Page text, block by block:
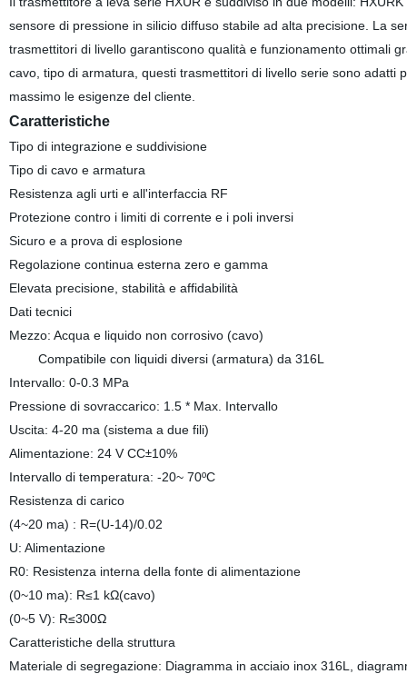
sensore di pressione in silicio diffuso stabile ad alta precisione. La
trasmettitori di livello garantiscono qualità e funzionamento ottimali
cavo, tipo di armatura, questi trasmettitori di livello serie sono adatti
massimo le esigenze del cliente.
Caratteristiche
Tipo di integrazione e suddivisione
Tipo di cavo e armatura
Resistenza agli urti e all'interfaccia RF
Protezione contro i limiti di corrente e i poli inversi
Sicuro e a prova di esplosione
Regolazione continua esterna zero e gamma
Elevata precisione, stabilità e affidabilità
Dati tecnici
Mezzo: Acqua e liquido non corrosivo (cavo)
Compatibile con liquidi diversi (armatura) da 316L
Intervallo: 0-0.3 MPa
Pressione di sovraccarico: 1.5 * Max. Intervallo
Uscita: 4-20 ma (sistema a due fili)
Alimentazione: 24 V CC±10%
Intervallo di temperatura: -20~ 70ºC
Resistenza di carico
(4~20 ma) : R=(U-14)/0.02
U: Alimentazione
R0: Resistenza interna della fonte di alimentazione
(0~10 ma): R≤1 kΩ(cavo)
(0~5 V): R≤300Ω
Caratteristiche della struttura
Materiale di segregazione: Diagramma in acciaio inox 316L,